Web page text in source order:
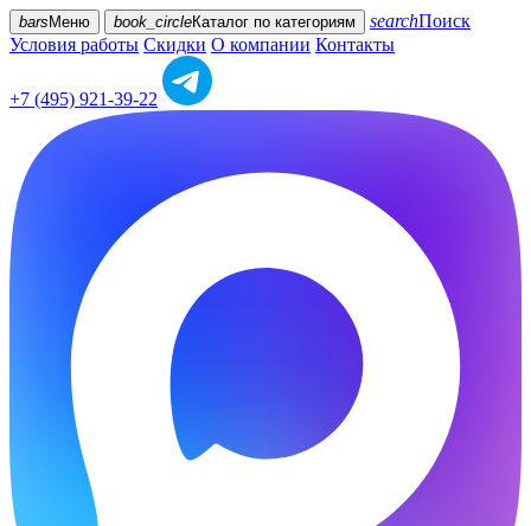
bars Меню book_circleКаталог по категориям searchПоиск
Условия работы Скидки О компании Контакты
+7 (495) 921-39-22